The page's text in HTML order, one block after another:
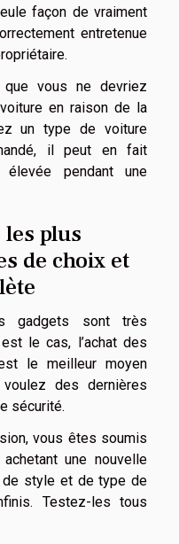
façon de vraiment
entretenue
que vous ne devriez
en raison de la
un type de voiture
il peut en fait
pendant une
plus
de choix et
gadgets sont très
le cas, l’achat des
le meilleur moyen
des dernières
sécurité.
vous êtes soumis
une nouvelle
de style et de type de
Testez-les tous